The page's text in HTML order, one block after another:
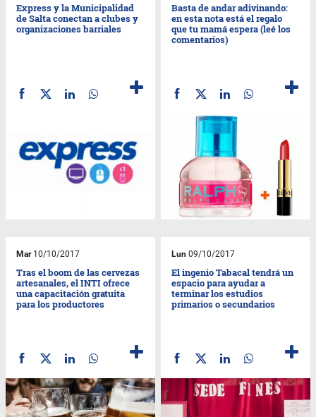
Express y la Municipalidad
de Salta conectan a clubes y
organizaciones barriales
Basta de andar adivinando:
en esta nota está el regalo
que tu mamá espera (leé los
comentarios)
Mar10/10/2017
Tras el boom de las cervezas
artesanales, el INTI ofrece
una capacitación gratuita
para los productores
Lun 09/10/2017
El ingenio Tabacal tendrá un
espacio para ayudar a
terminar los estudios
primarios o secundarios